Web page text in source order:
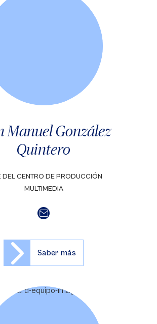
Manuel González
Quintero
DEL CENTRO DE PRODUCCIÓN
MULTIMEDIA
Saber más